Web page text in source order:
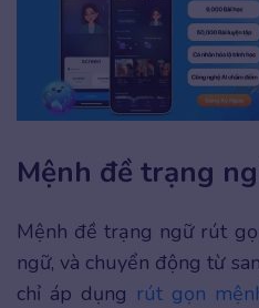
Mệnh đề trạng
Mệnh đề trạng ngữ rút
ngữ, và chuyển động từ
chỉ áp dụng rút gọn